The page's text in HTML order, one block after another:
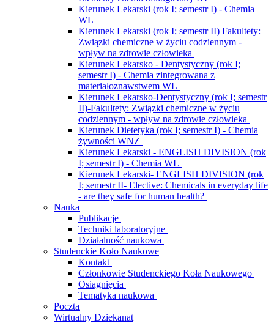
Kierunek Lekarski (rok I; semestr I) - Chemia
WL
Kierunek Lekarski (rok I; semestr II) Fakultety:
Związki chemiczne w życiu codziennym -
wpływ na zdrowie człowieka
Kierunek Lekarsko - Dentystyczny (rok I;
semestr I) - Chemia zintegrowana z
materiałoznawstwem WL
Kierunek Lekarsko-Dentystyczny (rok I; semestr
II)-Fakultety: Związki chemiczne w życiu
codziennym - wpływ na zdrowie człowieka
Kierunek Dietetyka (rok I; semestr I) - Chemia
żywności WNZ
Kierunek Lekarski - ENGLISH DIVISION (rok
I; semestr I) - Chemia WL
Kierunek Lekarski- ENGLISH DIVISION (rok
I; semestr II- Elective: Chemicals in everyday life
- are they safe for human health?
Nauka
Publikacje
Techniki laboratoryjne
Działalność naukowa
Studenckie Koło Naukowe
Kontakt
Członkowie Studenckiego Koła Naukowego
Osiągnięcia
Tematyka naukowa
Poczta
Wirtualny Dziekanat